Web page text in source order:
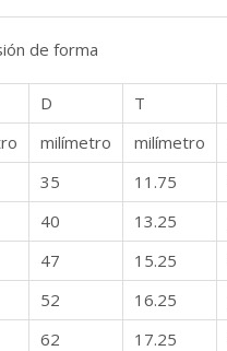
de forma
D T
milímetro milímetro
35 11.75
40 13.25
47 15.25
52 16.25
62 17.25